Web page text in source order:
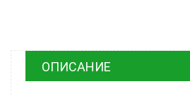
ОПИСАНИЕ